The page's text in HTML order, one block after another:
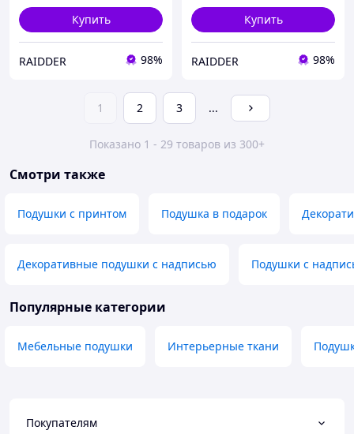
Купить
RAIDDER 98%
Купить
RAIDDER 98%
1 2 3 ...
Показано 1 - 29 товаров из 300+
Смотри также
Подушки с принтом Подушка в подарок
Декоративные подушки с надписью Подушки с
Популярные категории
Мебельные подушки Интерьерные ткани
Покупателям